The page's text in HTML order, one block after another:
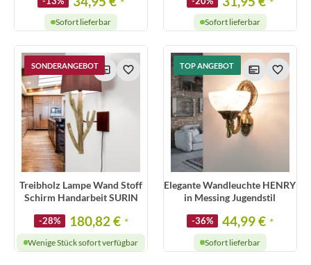
Sofort lieferbar Sofort lieferbar
SONDERANGEBOT
Treibholz Lampe Wand Stoff
Schirm Handarbeit SURIN
-28% 180,82 € *
Wenige Stück sofort verfügbar
TOP ANGEBOT
Elegante Wandleuchte HENRY
in Messing Jugendstil
-36% 44,99 € *
Sofort lieferbar